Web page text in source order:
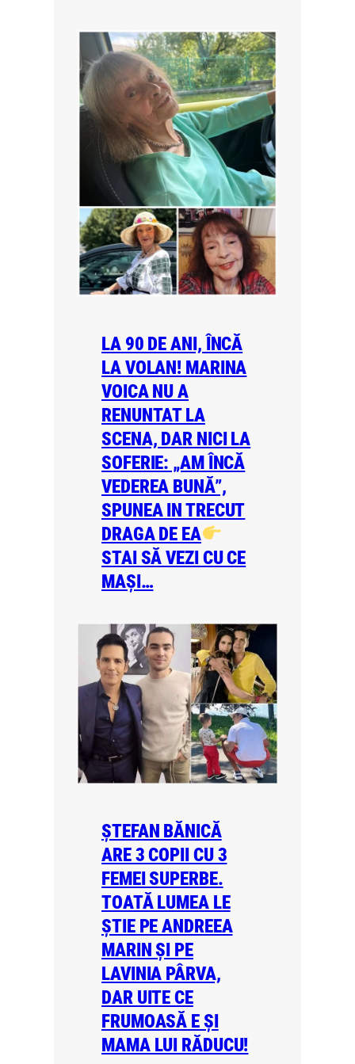
LA 90 DE ANI, ÎNCĂ
LA VOLAN! MARINA
VOICA NU A
RENUNTAT LA
SCENA, DAR NICI LA
SOFERIE: „AM ÎNCĂ
VEDEREA BUNĂ”,
SPUNEA IN TRECUT
DRAGA DE EA
STAI SĂ VEZI CU CE
MAȘI…
ȘTEFAN BĂNICĂ
ARE 3 COPII CU 3
FEMEI SUPERBE.
TOATĂ LUMEA LE
ȘTIE PE ANDREEA
MARIN ȘI PE
LAVINIA PÂRVA,
DAR UITE CE
FRUMOASĂ E ȘI
MAMA LUI RĂDUCU!